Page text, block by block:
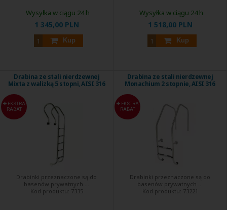
1 345,00 PLN
Kup
Wysyłka w ciągu 24 h
1 518,00 PLN
Kup
Wysyłka w ciągu 24 h
Drabina ze stali nierdzewnej
Mixta z walizką 5 stopni, AISI 316
EKSTRA
RABAT
Drabinki przeznaczone są do
basenów prywatnych ...
Kod produktu: 7335
Drabina ze stali nierdzewnej
Monachium 2 stopnie, AISI 316
EKSTRA
RABAT
Drabinki przeznaczone są do
basenów prywatnych ...
Kod produktu: 73221